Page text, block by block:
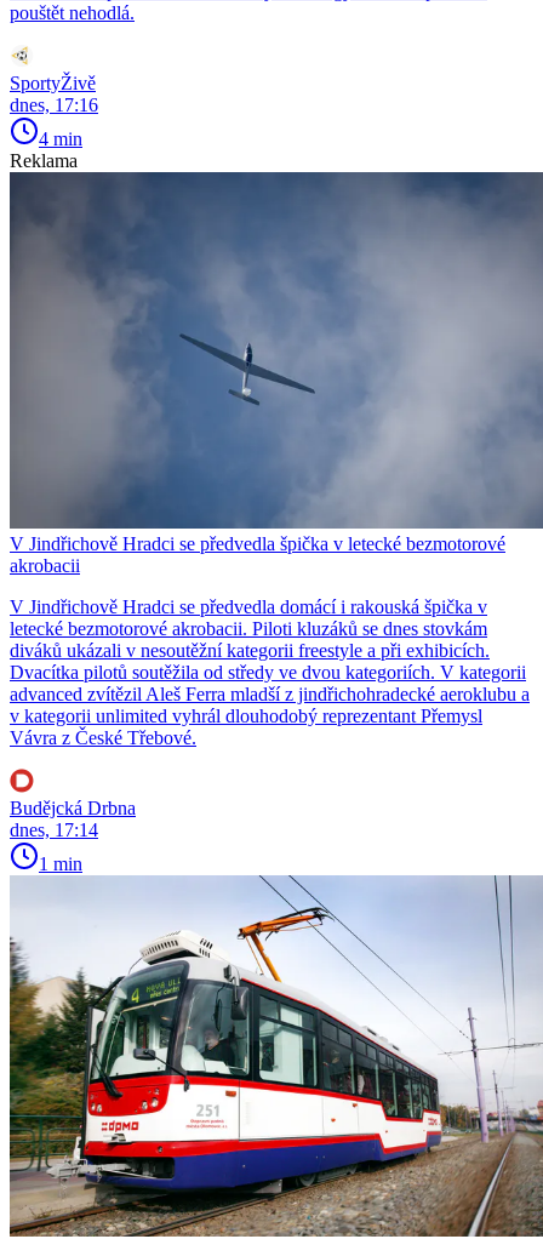
pouštět nehodlá.
SportyŽivě
dnes, 17:16
4 min
Reklama
V Jindřichově Hradci se předvedla špička v letecké bezmotorové
akrobacii
V Jindřichově Hradci se předvedla domácí i rakouská špička v
letecké bezmotorové akrobacii. Piloti kluzáků se dnes stovkám
diváků ukázali v nesoutěžní kategorii freestyle a při exhibicích.
Dvacítka pilotů soutěžila od středy ve dvou kategoriích. V kategorii
advanced zvítězil Aleš Ferra mladší z jindřichohradecké aeroklubu a
v kategorii unlimited vyhrál dlouhodobý reprezentant Přemysl
Vávra z České Třebové.
Budějcká Drbna
dnes, 17:14
1 min